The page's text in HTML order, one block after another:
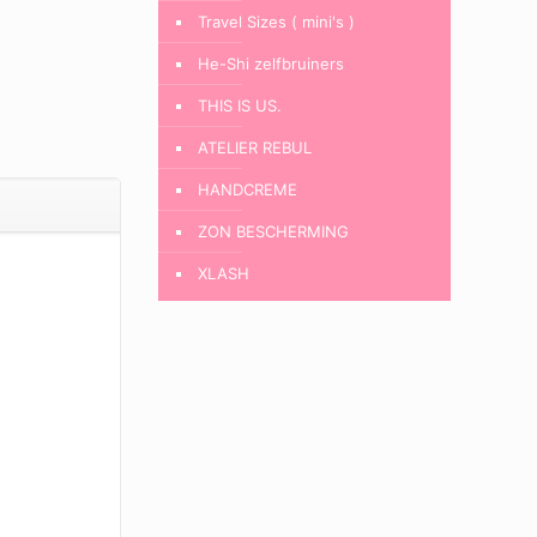
Travel Sizes ( mini's )
He-Shi zelfbruiners
THIS IS US.
ATELIER REBUL
HANDCREME
ZON BESCHERMING
XLASH